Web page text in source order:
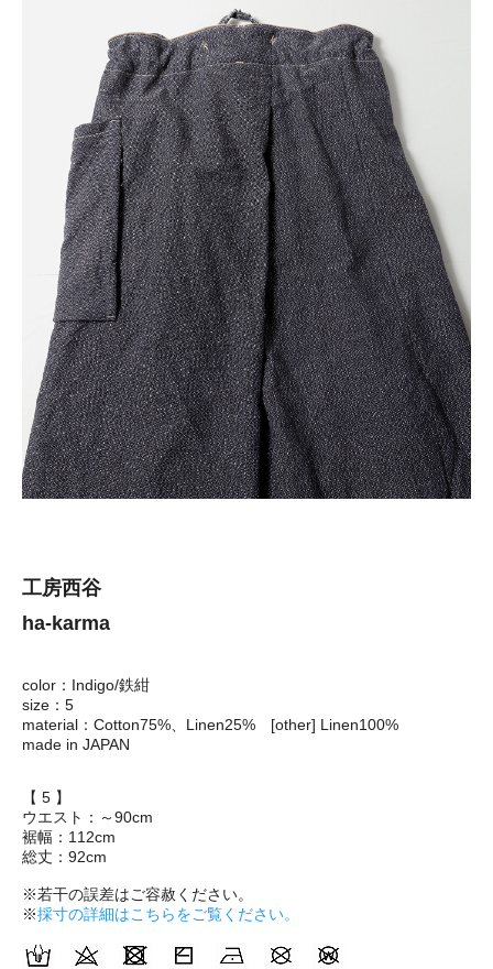
工房西谷
ha-karma
color：Indigo/鉄紺
size：5
material：Cotton75%、Linen25% [other] Linen100%
made in JAPAN
【 5 】
ウエスト：～90cm
裾幅：112cm
総丈：92cm
※若干の誤差はご容赦ください。
※採寸の詳細はこちらをご覧ください。